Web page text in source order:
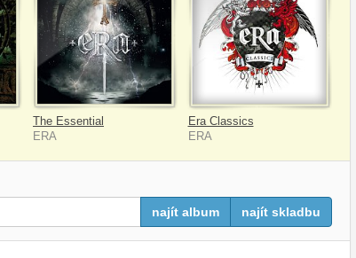
The Essential
ERA
Era Classics
ERA
najít album najít skladbu